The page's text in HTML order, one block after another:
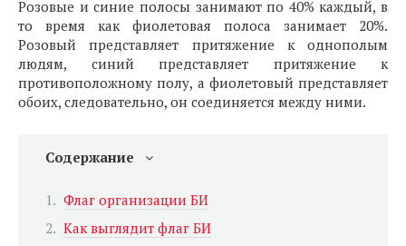
Розовые и синие полосы занимают по 40% каждый, в
то время как фиолетовая полоса занимает 20%.
Розовый представляет притяжение к однополым
людям, синий представляет притяжение к
противоположному полу, а фиолетовый представляет
обоих, следовательно, он соединяется между ними.
Содержание
Флаг организации БИ
Как выглядит флаг БИ